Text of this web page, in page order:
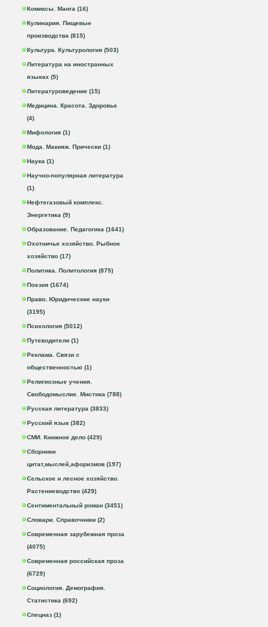
Комиксы. Манга (16)
Кулинария. Пищевые
производства (815)
Культура. Культурология (503)
Литература на иностранных
языках (5)
Литературоведение (15)
Медицина. Красота. Здоровье
(4)
Мифология (1)
Мода. Макияж. Прически (1)
Наука (1)
Научно-популярная литература
(1)
Нефтегазовый комплекс.
Энергетика (9)
Образование. Педагогика (1641)
Охотничье хозяйство. Рыбное
хозяйство (17)
Политика. Политология (875)
Поэзия (1674)
Право. Юридические науки
(3195)
Психология (5012)
Путеводители (1)
Реклама. Связи с
общественностью (1)
Религиозные учения.
Свободомыслие. Мистика (788)
Русская литература (3833)
Русский язык (382)
СМИ. Книжное дело (429)
Сборники
цитат,мыслей,афоризмов (197)
Сельское и лесное хозяйство.
Растениеводство (429)
Сентиментальный роман (3451)
Словари. Справочники (2)
Современная зарубежная проза
(4075)
Современная российская проза
(6729)
Социология. Демография.
Статистика (692)
Спецназ (1)